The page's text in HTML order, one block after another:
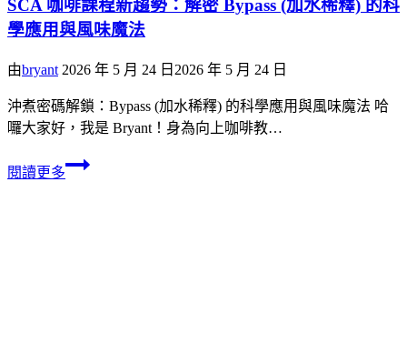
SCA 咖啡課程新趨勢：解密 Bypass (加水稀釋) 的科
學應用與風味魔法
由bryant 2026 年 5 月 24 日 2026 年 5 月 24 日
沖煮密碼解鎖：Bypass (加水稀釋) 的科學應用與風味魔法 哈
囉大家好，我是 Bryant！身為向上咖啡教…
閱讀更多